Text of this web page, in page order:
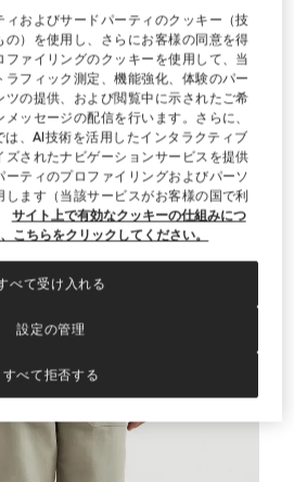
コンジャケット ユタ
ンコンジャケット
ィおよびサードパーティのクッキー（技
）を使用し、さらにお客様の同意を得
ァイリングのクッキーを使用して、当
フィック測定、機能強化、体験のパー
ツの提供、および閲覧中に示されたご希
ッセージの配信を行います。さらに、
、AI技術を活用したインタラクティブ
ズされたナビゲーションサービスを提供
ティのプロファイリングおよびパーソ
ます（当該サービスがお客様の国で利
サイト上で有効なクッキーの仕組みにつ
こちらをクリックしてください。
設定の管理
すべて拒否する
べて受け入れる